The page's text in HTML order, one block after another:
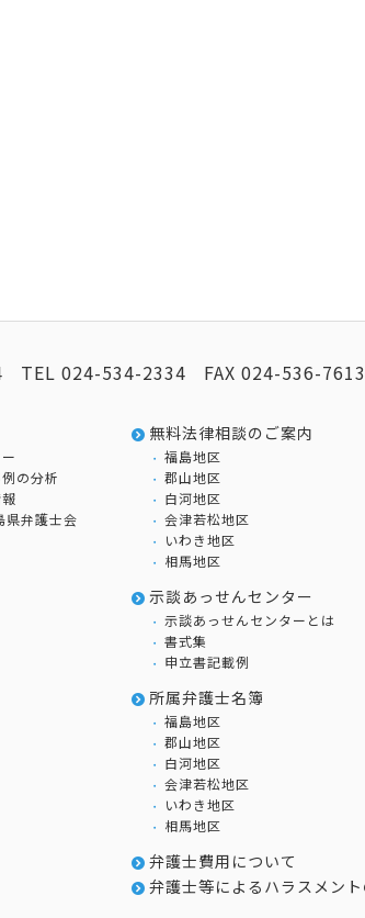
TEL 024-534-2334 FAX 024-536-7613
の分析
県弁護士会
無料法律相談のご案内
福島地区
郡山地区
白河地区
会津若松地区
いわき地区
相馬地区
示談あっせんセンター
示談あっせんセンターとは
書式集
申立書記載例
所属弁護士名簿
福島地区
郡山地区
白河地区
会津若松地区
いわき地区
相馬地区
弁護士費用について
弁護士等によるハラスメン